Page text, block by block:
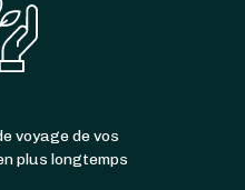
voyage de vos
plus longtemps